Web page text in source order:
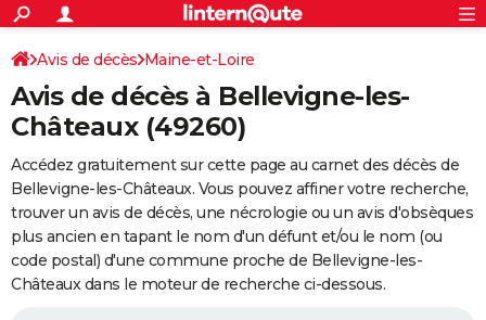
ACTUALITÉS
Politique
Société
Faits Divers
Education
Monde
Villes
+
SPORT
Coupe du monde 2026
Football
Tennis
Cyclisme
Rugby
Forum
CULTURE
FINANCE
Retraite
Impôts
Epargne
Immobilier
Risques naturels par ville
Banque
Assurance
Crédit
Essais
Réserver un essai
Citadines
Berlines
SUV
Forum auto
+
HIGH-TECH
Mobiles
Meilleur smartphone
Internet
Ordinateurs
Jeux vidéo
Guide high-tech
+
BRICOLAGE
S'inscrire
Connexion
Avis de décès Maine-et-Loire
Avis de décès à Bellevigne-les-
Châteaux (49260)
Accédez gratuitement sur cette page au carnet des décès de
Bellevigne-les-Châteaux. Vous pouvez affiner votre recherche,
trouver un avis de décès, une nécrologie ou un avis d'obsèques
plus ancien en tapant le nom d'un défunt et/ou le nom (ou
code postal) d'une commune proche de Bellevigne-les-
Châteaux dans le moteur de recherche ci-dessous.